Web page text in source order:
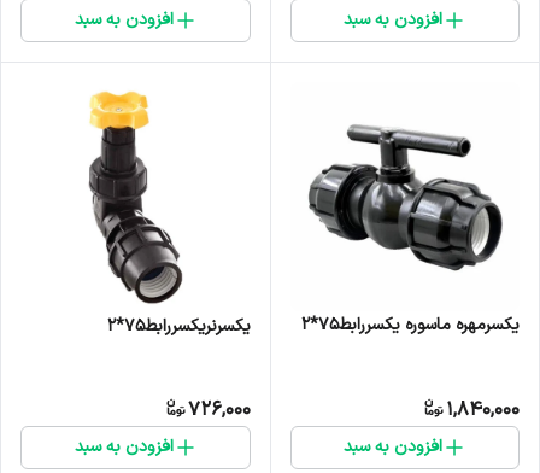
افزودن به سبد افزودن به سبد
یکسرمهره ماسوره یکسررابط۷۵*۲
1,840,000
افزودن به سبد
یکسرنریکسررابط۷۵*۲
726,000
افزودن به سبد